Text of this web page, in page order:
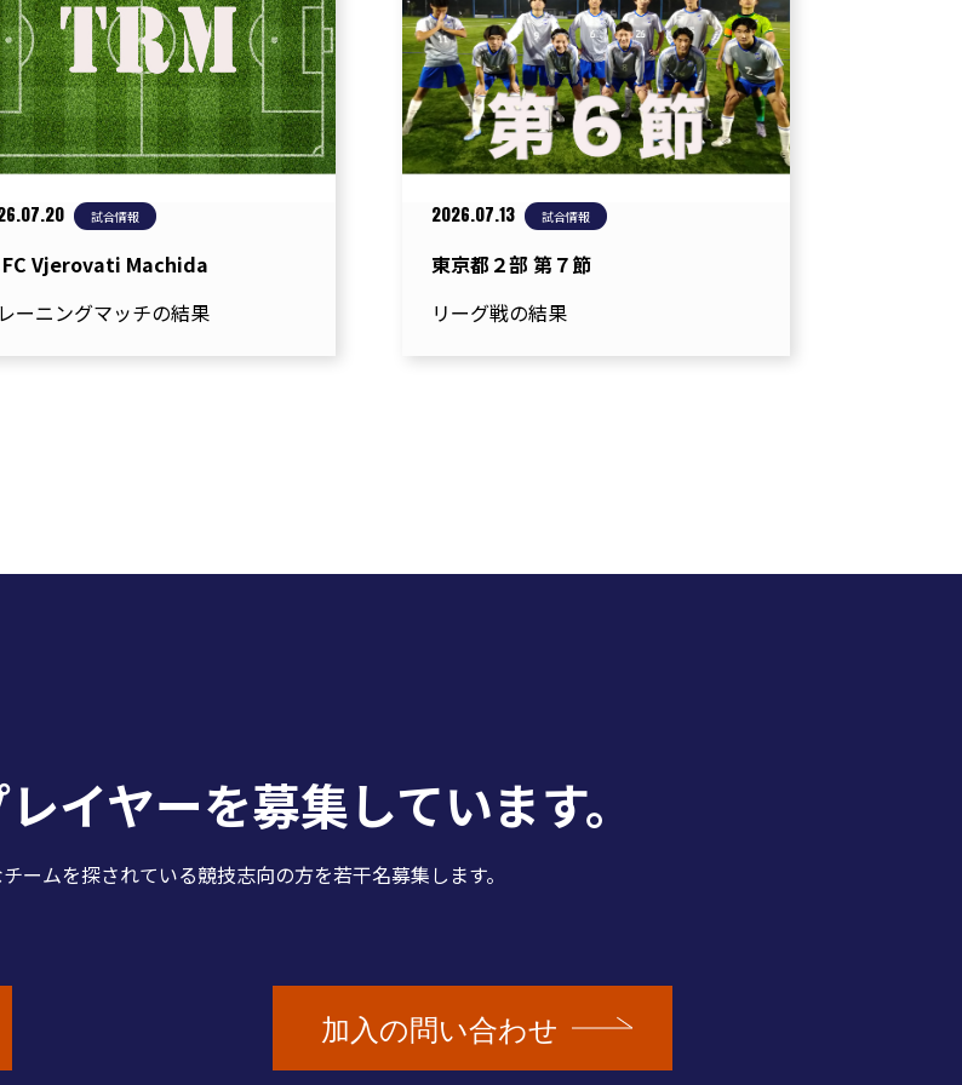
試合情報
Vjerovati Machida
ーニングマッチの結果
2026.07.13 試合情報
東京都２部 第７節
リーグ戦の結果
イヤーを募集しています。
ームを探されている競技志向の方を若干名募集します。
加入の問い合わせ